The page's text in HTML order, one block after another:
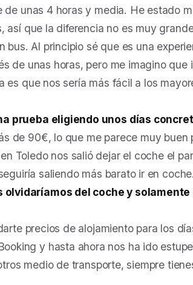
de unas 4 horas y media. He estado
así que la diferencia no es muy
bus. Al principio sé que es una
de unas horas, pero me imagino que
es que nos sería más fácil a los
prueba eligiendo unos días
de 90€, lo que me parece muy buen
Toledo nos salió dejar el coche el
saliendo más barato ir en coche.
olvidaríamos del coche y
precios de alojamiento para los
y hasta ahora nos ha ido
medio de transporte, siempre